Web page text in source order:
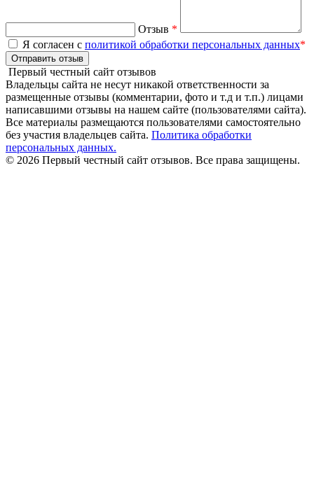
Отзыв *
Я согласен с политикой обработки персональных данных*
Отправить отзыв
Первый честный сайт отзывов
Владельцы сайта не несут никакой ответственности за
размещенные отзывы (комментарии, фото и т.д и т.п.) лицами
написавшими отзывы на нашем сайте (пользователями сайта).
Все материалы размещаются пользователями самостоятельно
без участия владельцев сайта. Политика обработки
персональных данных.
© 2026 Первый честный сайт отзывов. Все права защищены.